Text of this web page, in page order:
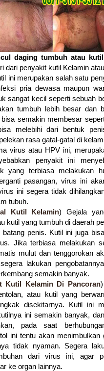
daging tumbuh atau
dari penyakit kutil Kelamin
ini merupakan salah satu
pria dewasa maupun
sangat kecil seperti sebuah
tumbuh lebih besar dan
semakin membesar
melebihi dari bentuk
rasa gatal-gatal di
virus atau HPV ini,
penyakit ini
yang terbiasa melakukan
pasangan, virus ini
ini segera tidak
tubuh.
Kutil Kelamin) Gejala
kutil yang tumbuh di daerah
batang penis. Kutil ini juga
Jika terbiasa melakukan
mulut dan tenggorokan
lakukan
semakin banyak.
Kutil Kelamin Di Pancoran
atau kutil yang
disekitarnya. Kutil ini
ini semakin banyak,
pada saat
ini tentu akan menimbulkan
tidak nyaman. Segera
dari virus ini, agar
ke organ lainnya.